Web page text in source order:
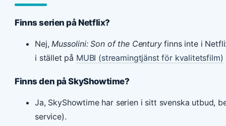
Finns serien på Netflix?
Nej, Mussolini: Son of the Centuryfinns inte i
i stället på MUBI (streamingtjänst för kvalitetsfilm)
Finns den på SkyShowtime?
Ja, SkyShowtime har serien i sitt svenska utbud,
service).